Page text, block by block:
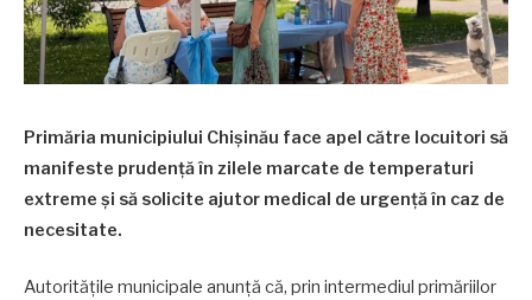
Primăria municipiului Chișinău face apel către locuitori să
manifeste prudență în zilele marcate de temperaturi
extreme și să solicite ajutor medical de urgență în caz de
necesitate.
Autoritățile municipale anunță că, prin intermediul primăriilor